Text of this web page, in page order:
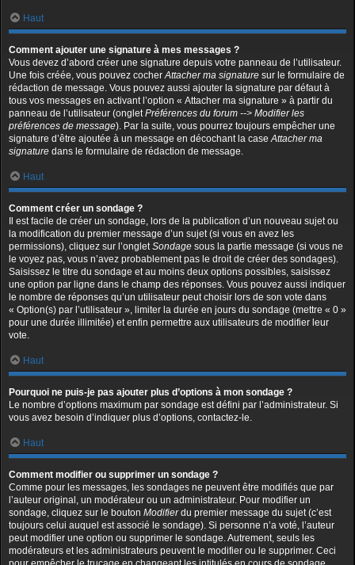
Haut
Comment ajouter une signature à mes messages ?
Vous devez d’abord créer une signature depuis votre panneau de l’utilisateur.
Une fois créée, vous pouvez cocherAttacher ma signature sur le formulaire de
rédaction de message. Vous pouvez aussi ajouter la signature par défaut à
tous vos messages en activant l’option « Attacher ma signature » à partir du
panneau de l’utilisateur (ongletPréférences du forum --> Modifier les
préférences de message). Par la suite, vous pourrez toujours empêcher une
signature d’être ajoutée à un message en décochant la caseAttacher ma
signature dans le formulaire de rédaction de message.
Haut
Comment créer un sondage ?
Il est facile de créer un sondage, lors de la publication d’un nouveau sujet ou
la modification du premier message d’un sujet (si vous en avez les
permissions), cliquez sur l’ongletSondage sous la partie message (si vous ne
le voyez pas, vous n’avez probablement pas le droit de créer des sondages).
Saisissez le titre du sondage et au moins deux options possibles, saisissez
une option par ligne dans le champ des réponses. Vous pouvez aussi indiquer
le nombre de réponses qu’un utilisateur peut choisir lors de son vote dans
« Option(s) par l’utilisateur », limiter la durée en jours du sondage (mettre « 0 »
pour une durée illimitée) et enfin permettre aux utilisateurs de modifier leur
vote.
Haut
Pourquoi ne puis-je pas ajouter plus d’options à mon sondage ?
Le nombre d’options maximum par sondage est défini par l’administrateur. Si
vous avez besoin d’indiquer plus d’options, contactez-le.
Haut
Comment modifier ou supprimer un sondage ?
Comme pour les messages, les sondages ne peuvent être modifiés que par
l’auteur original, un modérateur ou un administrateur. Pour modifier un
sondage, cliquez sur le bouton Modifierdu premier message du sujet (c’est
toujours celui auquel est associé le sondage). Si personne n’a voté, l’auteur
peut modifier une option ou supprimer le sondage. Autrement, seuls les
modérateurs et les administrateurs peuvent le modifier ou le supprimer. Ceci